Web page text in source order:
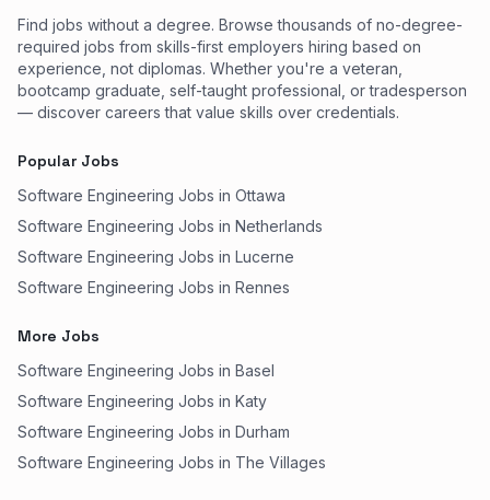
Find jobs without a degree. Browse thousands of no-degree-
required jobs from skills-first employers hiring based on
experience, not diplomas. Whether you're a veteran,
bootcamp graduate, self-taught professional, or tradesperson
— discover careers that value skills over credentials.
Popular Jobs
Software Engineering Jobs in Ottawa
Software Engineering Jobs in Netherlands
Software Engineering Jobs in Lucerne
Software Engineering Jobs in Rennes
More Jobs
Software Engineering Jobs in Basel
Software Engineering Jobs in Katy
Software Engineering Jobs in Durham
Software Engineering Jobs in The Villages